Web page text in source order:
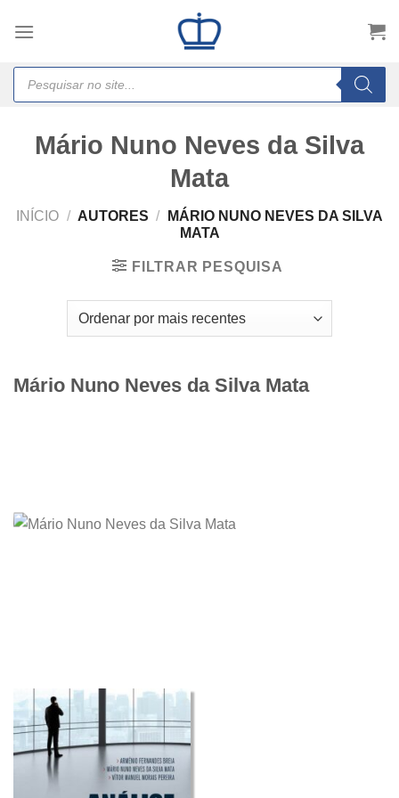
Products
search
Mário Nuno Neves da Silva
Mata
INÍCIO / AUTORES /
MÁRIO NUNO NEVES DA SILVA
MATA
FILTRAR PESQUISA
Mário Nuno Neves da Silva Mata